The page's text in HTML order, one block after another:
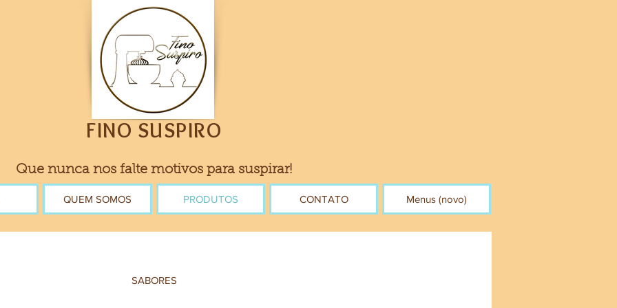
Que nunca nos falte motivos para suspirar!
FINO SUSPIRO
QUEM SOMOS PRODUTOS CONTATO Menus (novo)
SABORES